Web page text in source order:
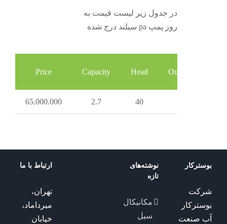
در جدول زیر لیست قیمت به
روز پمپ pa سیلند درج شده
Price Capacity Head Out (inch)
65.000.000 2.7 40
بوسترکار
شرکت
بوسترکار
آب صنعت
نوشته‌های
تازه
مکانیکال
سیل
ارتباط با ما
تهران،
میرداماد،
خیابان